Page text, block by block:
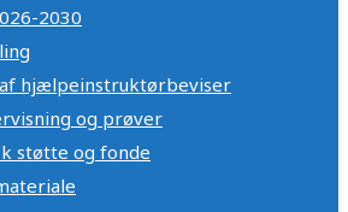
2030
hjælpeinstruktørbeviser
og prøver
støtte og fonde